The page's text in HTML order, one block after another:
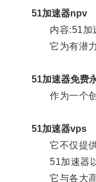
51加速器npv
内容:51加速
它为有潜力
51加速器免费
作为一个创
51加速器vps
它不仅提供
51加速器以
它与各大高